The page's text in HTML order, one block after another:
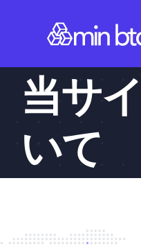
当サ
いて